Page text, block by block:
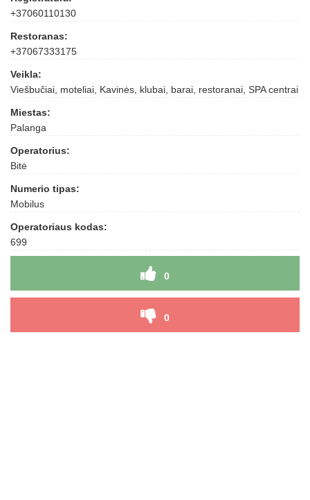
+37060110130
Restoranas:
+37067333175
Veikla:
Viešbučiai, moteliai, Kavinės, klubai, barai, restoranai, SPA centrai
Miestas:
Palanga
Operatorius:
Bitė
Numerio tipas:
Mobilus
Operatoriaus kodas:
699
0
0